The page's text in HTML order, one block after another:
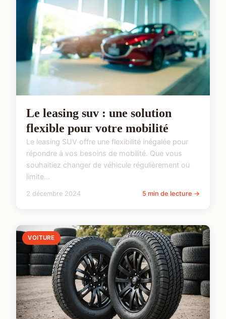
Le leasing suv : une solution
flexible pour votre mobilité
Le leasing SUV offre une flexibilité inégalée pour
répondre à vos besoins de mobilité. Que vous
souhaitiez changer de véhicule régulièrement ou
limite...
2 décembre 2024 5 min de lecture →
VOITURE